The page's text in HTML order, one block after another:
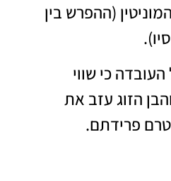
(ההפרש בין
כי שווי
הזוג עזב את